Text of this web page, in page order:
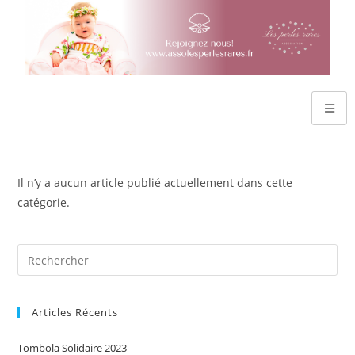
Il n’y a aucun article publié actuellement dans cette
catégorie.
Articles Récents
Tombola Solidaire 2023